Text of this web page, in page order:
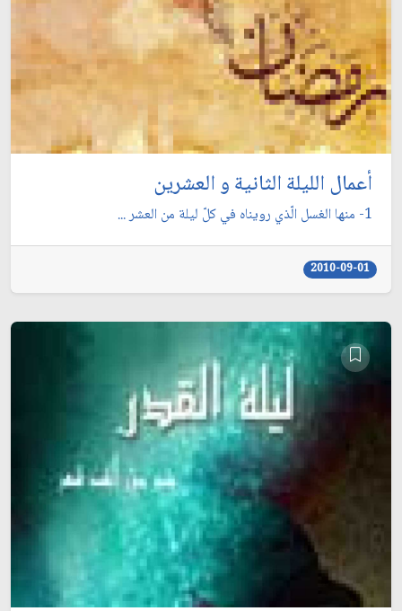
أعمال الليلة الثانية و العشرين
1- منها الغسل الّذي رويناه في كلّ ليلة من العشر ...
2010-09-01